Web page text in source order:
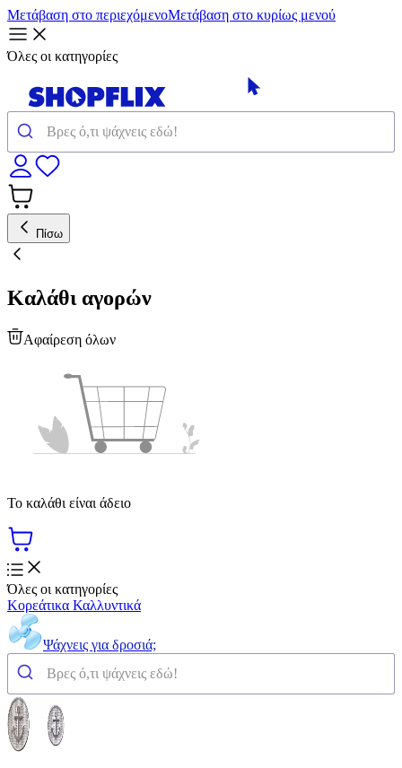
Μετάβαση στο περιεχόμενοΜετάβαση στο κυρίως μενού
Όλες οι κατηγορίες
Πίσω
Καλάθι αγορών
Αφαίρεση όλων
Το καλάθι είναι άδειο
Όλες οι κατηγορίες
Κορεάτικα Καλλυντικά
Ψάχνεις για δροσιά;